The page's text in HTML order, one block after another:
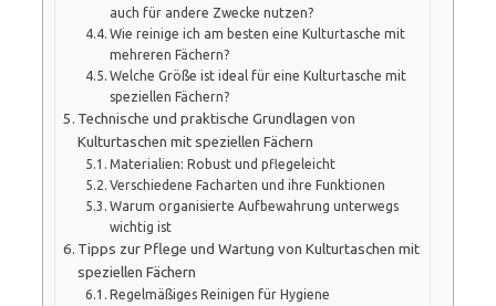
auch für andere Zwecke nutzen?
Wie reinige ich am besten eine Kulturtasche mit
mehreren Fächern?
Welche Größe ist ideal für eine Kulturtasche mit
speziellen Fächern?
Technische und praktische Grundlagen von
Kulturtaschen mit speziellen Fächern
Materialien: Robust und pflegeleicht
Verschiedene Facharten und ihre Funktionen
Warum organisierte Aufbewahrung unterwegs
wichtig ist
Tipps zur Pflege und Wartung von Kulturtaschen mit
speziellen Fächern
Regelmäßiges Reinigen für Hygiene